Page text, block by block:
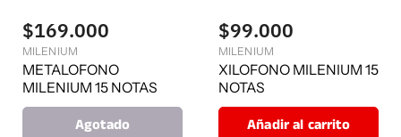
$169.000
MILENIUM
METALOFONO
MILENIUM 15 NOTAS
Agotado
$99.000
MILENIUM
XILOFONO MILENIUM 15
NOTAS
Añadir al carrito